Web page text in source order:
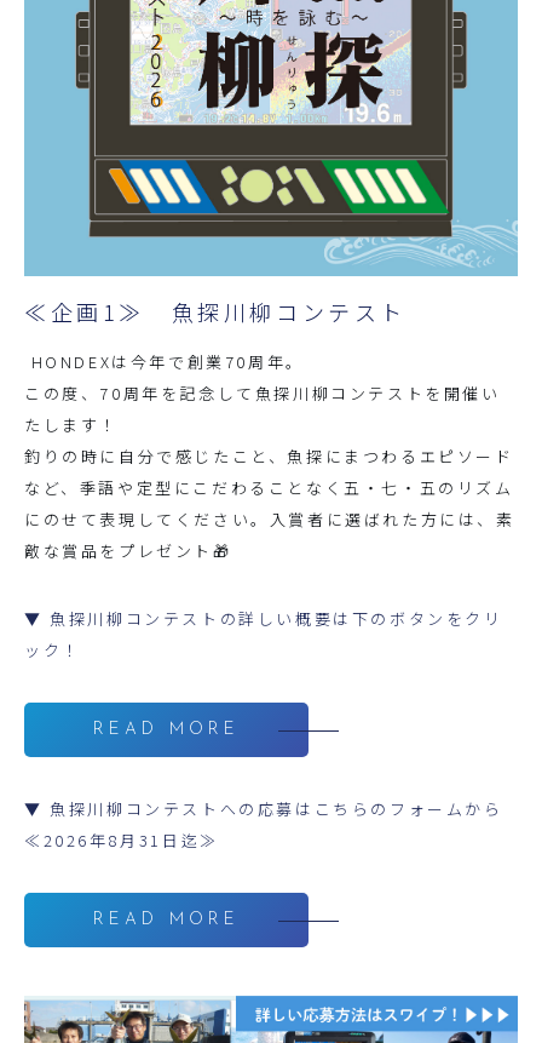
≪企画1≫ 魚探川柳コンテスト
HONDEXは今年で創業70周年。
この度、70周年を記念して魚探川柳コンテストを開催い
たします！
釣りの時に自分で感じたこと、魚探にまつわるエピソード
など、季語や定型にこだわることなく五・七・五のリズム
にのせて表現してください。入賞者に選ばれた方には、素
敵な賞品をプレゼント🎁
▼ 魚探川柳コンテストの詳しい概要は下のボタンをクリ
ック！
READ MORE
▼ 魚探川柳コンテストへの応募はこちらのフォームから
≪2026年8月31日迄≫
READ MORE